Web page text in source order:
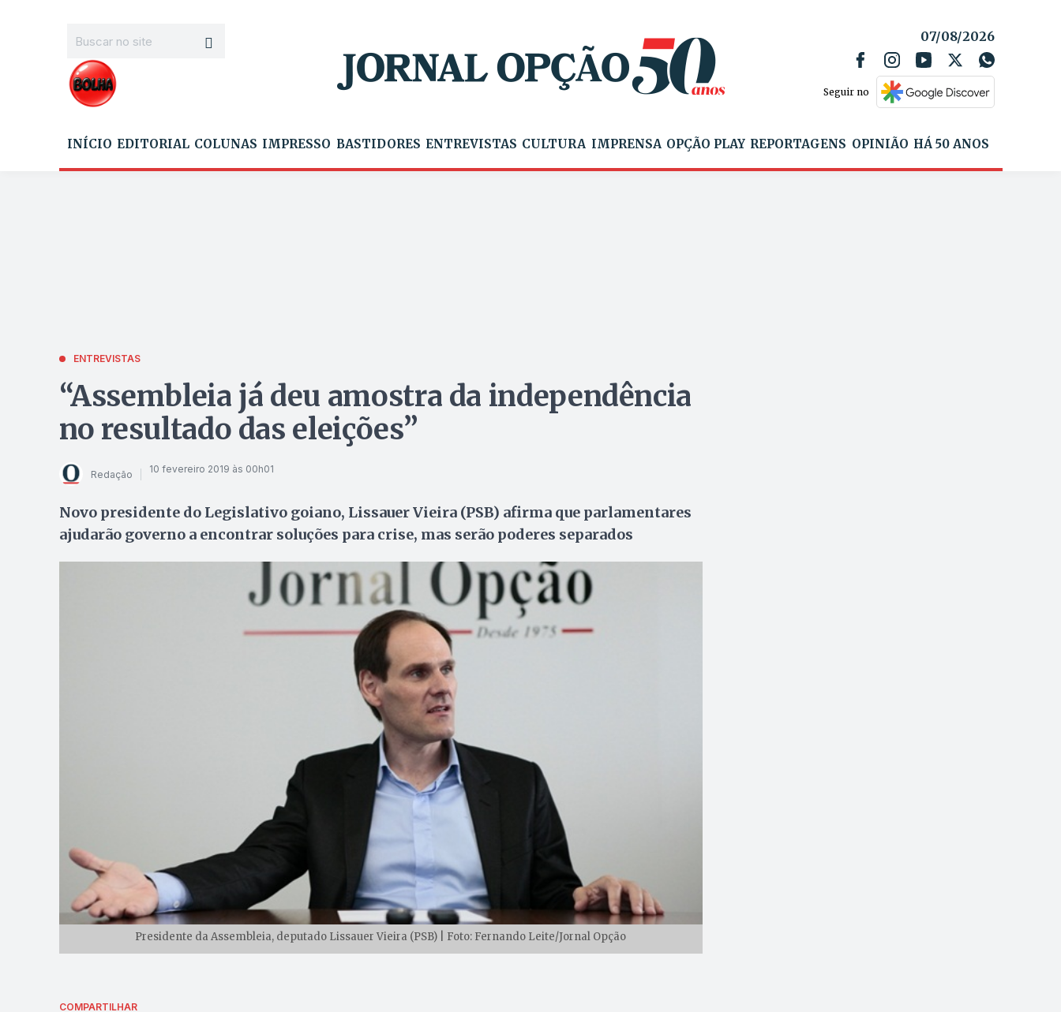
07/08/2026
Seguir no
INÍCIO EDITORIAL COLUNAS IMPRESSO BASTIDORES ENTREVISTAS CULTURA IMPRENSA OPÇÃO PLAY REPORTAGENS OPINIÃO HÁ 50 ANOS
ENTREVISTAS
“Assembleia já deu amostra da independência
no resultado das eleições”
Redação 10 fevereiro 2019 às 00h01
Novo presidente do Legislativo goiano, Lissauer Vieira (PSB) afirma que parlamentares
ajudarão governo a encontrar soluções para crise, mas serão poderes separados
Presidente da Assembleia, deputado Lissauer Vieira (PSB) | Foto: Fernando Leite/Jornal Opção
COMPARTILHAR